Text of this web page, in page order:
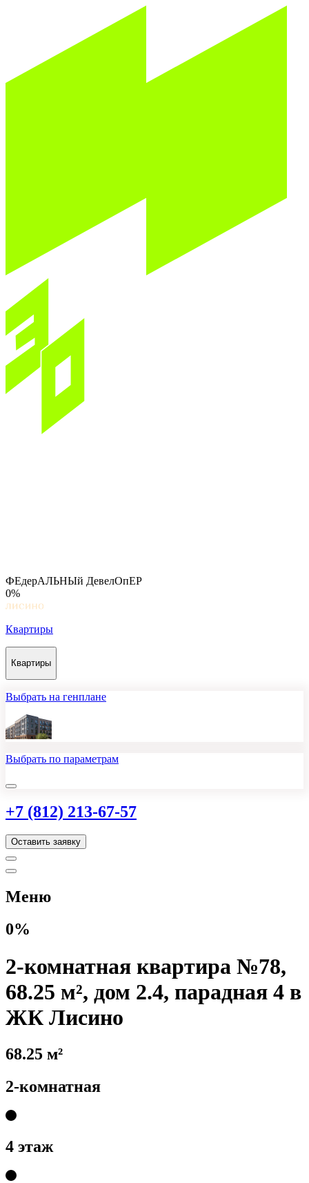
ФЕдерАЛЬНЫй ДевелОпЕР
0%
Квартиры
Квартиры
Выбрать на генплане
Выбрать по параметрам
+7 (812) 213-67-57
Оставить заявку
Меню
0%
2-комнатная квартира №78,
68.25 м², дом 2.4, парадная 4 в
ЖК Лисино
68.25 м²
2-комнатная
4 этаж